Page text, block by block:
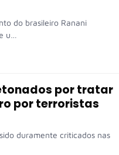
do brasileiro Ranani
u…
por tratar
por terroristas
duramente criticados nas